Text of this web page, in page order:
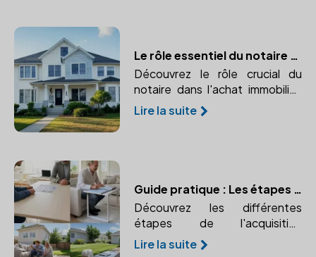
Le rôle essentiel du notaire dans l'achat immobilier
Découvrez le rôle crucial du
notaire dans l'achat immobilier,
de la validation juridique à la
sécurisation de la transaction.
Lire la suite
Guide pratique : Les étapes de l'acquisition immobilière avec un notaire
Découvrez les différentes
étapes de l'acquisition
immobilière avec un notaire. Un
guide pratique pour vous
Lire la suite